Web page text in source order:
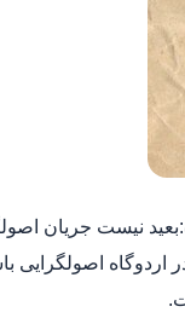
نیست جریان
اصولگرایی